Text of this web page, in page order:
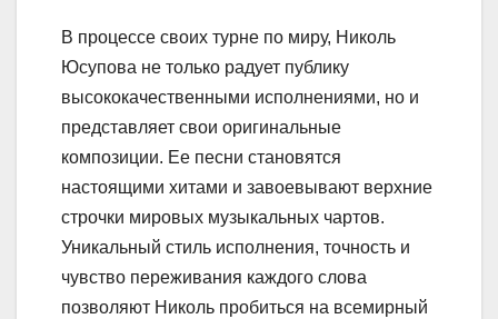
В процессе своих турне по миру, Николь
Юсупова не только радует публику
высококачественными исполнениями, но и
представляет свои оригинальные
композиции. Ее песни становятся
настоящими хитами и завоевывают верхние
строчки мировых музыкальных чартов.
Уникальный стиль исполнения, точность и
чувство переживания каждого слова
позволяют Николь пробиться на всемирный